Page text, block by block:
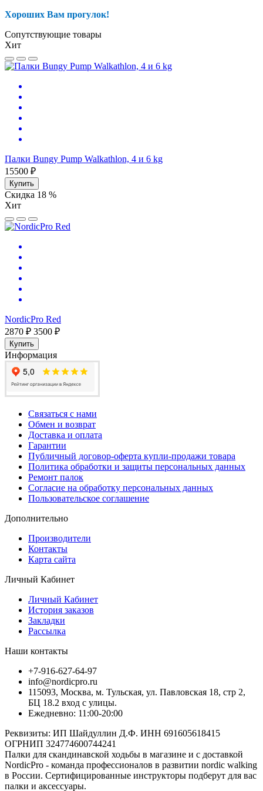
Хороших Вам прогулок!
Сопутствующие товары
Хит
Палки Bungy Pump Walkathlon, 4 и 6 kg
15500 ₽
Купить
Скидка 18 %
Хит
NordicPro Red
2870 ₽ 3500 ₽
Купить
Информация
Связаться с нами
Обмен и возврат
Доставка и оплата
Гарантии
Публичный договор-оферта купли-продажи товара
Политика обработки и защиты персональных данных
Ремонт палок
Согласие на обработку персональных данных
Пользовательское соглашение
Дополнительно
Производители
Контакты
Карта сайта
Личный Кабинет
Личный Кабинет
История заказов
Закладки
Рассылка
Наши контакты
+7-916-627-64-97
info@nordicpro.ru
115093, Москва, м. Тульская, ул. Павловская 18, стр 2,
БЦ 18.2 вход с улицы.
Ежедневно: 11:00-20:00
Реквизиты: ИП Шайдуллин Д.Ф. ИНН 691605618415
ОГРНИП 324774600744241
Палки для скандинавской ходьбы в магазине и с доставкой
NordicPro - команда профессионалов в развитии nordic walking
в России. Сертифицированные инструкторы подберут для вас
палки и аксессуары.